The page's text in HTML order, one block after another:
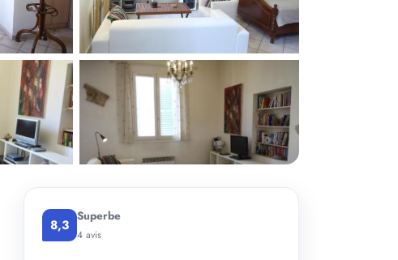
+ 2 photos
8,3 Superbe
4 avis